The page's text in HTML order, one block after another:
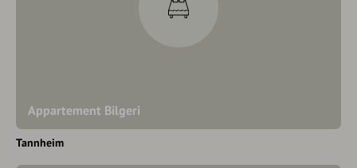
Appartement Bilgeri
Tannheim